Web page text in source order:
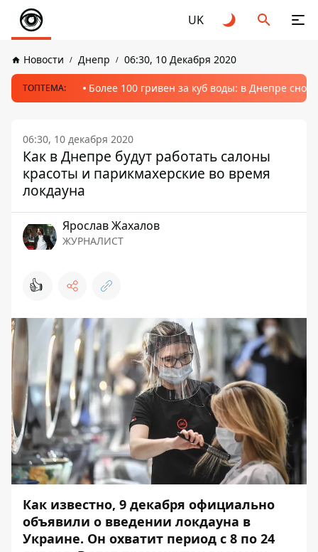
UK
Новости Днепр 06:30, 10 Декабря 2020
ТОПТЕМА: Более 100 гривен за куб воды: в Днепре
06:30, 10 декабря 2020
Как в Днепре будут работать салоны
красоты и парикмахерские во время
локдауна
Ярослав Жахалов
ЖУРНАЛИСТ
👍
Как известно, 9 декабря официально
объявили о введении локдауна в
Украине. Он охватит период с 8 по 24